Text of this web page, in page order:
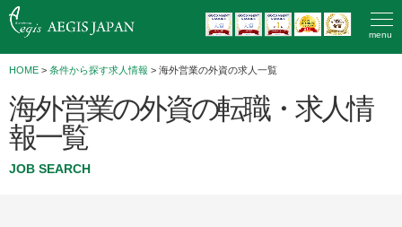
menu
HOME > 条件から探す求人情報 > 海外営業の外資の求人一覧
海外営業の外資の転職・求人情
報一覧
JOB SEARCH